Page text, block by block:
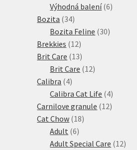
produkty
Výhodná balení 66
Bozita 3434
produktů
Bozita Feline 3030
Brekkies 1212
produktů
Brit Care 1313
produktů
Brit Care 1212
Calibra 44
produkty
Calibra Cat Life 44
produkty
Carnilove granule 1212
Cat Chow 1818
Adult 66
produktů
Adult Special Care 1212